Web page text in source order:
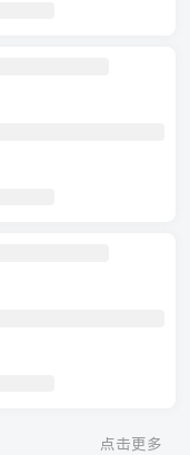
点击更多